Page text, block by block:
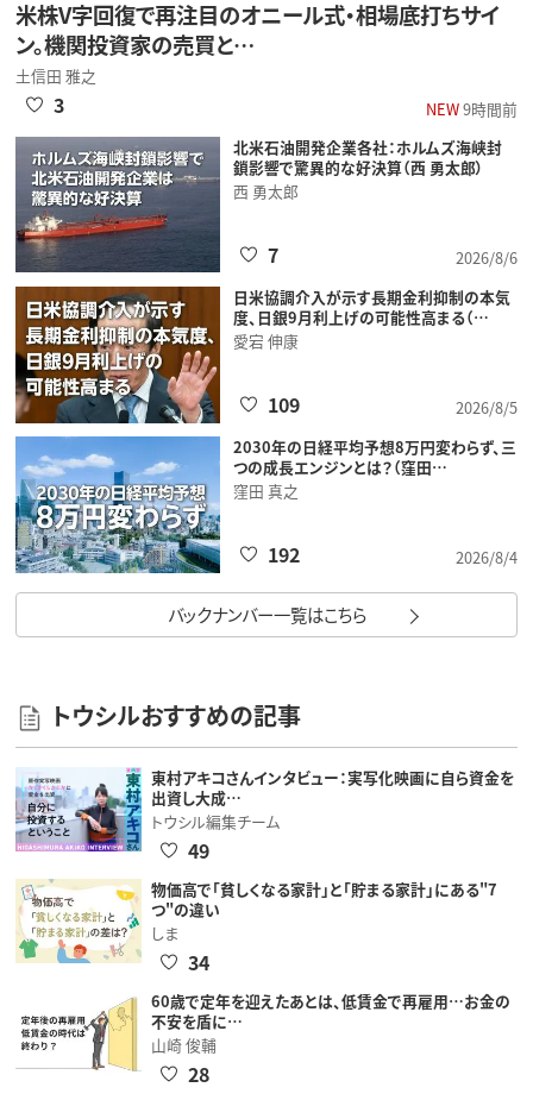
米株V字回復で再注目のオニール式・相場底打ちサイ
ン。機関投資家の売買と…
土信田 雅之
NEW9時間前
3
北米石油開発企業各社：ホルムズ海峡封
鎖影響で驚異的な好決算（西 勇太郎）
西 勇太郎
2026/8/6
7
日米協調介入が示す長期金利抑制の本気
度、日銀9月利上げの可能性高まる（…
愛宕 伸康
2026/8/5
109
2030年の日経平均予想8万円変わらず、三
つの成長エンジンとは？（窪田…
窪田 真之
2026/8/4
192
バックナンバー一覧はこちら
トウシルおすすめの記事
東村アキコさんインタビュー：実写化映画に自ら資金を
出資し大成…
トウシル編集チーム
49
物価高で「貧しくなる家計」と「貯まる家計」にある"7
つ"の違い
しま
34
60歳で定年を迎えたあとは、低賃金で再雇用…お金の
不安を盾に…
山崎 俊輔
28